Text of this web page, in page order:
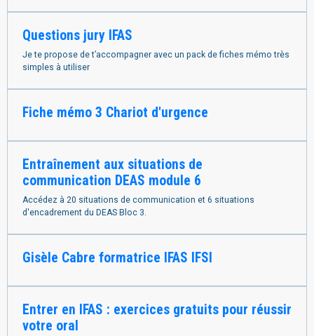
Questions jury IFAS
Je te propose de t’accompagner avec un pack de fiches mémo très
simples à utiliser
Fiche mémo 3 Chariot d'urgence
Entraînement aux situations de
communication DEAS module 6
Accédez à 20 situations de communication et 6 situations
d'encadrement du DEAS Bloc 3.
Gisèle Cabre formatrice IFAS IFSI
Entrer en IFAS : exercices gratuits pour réussir
votre oral